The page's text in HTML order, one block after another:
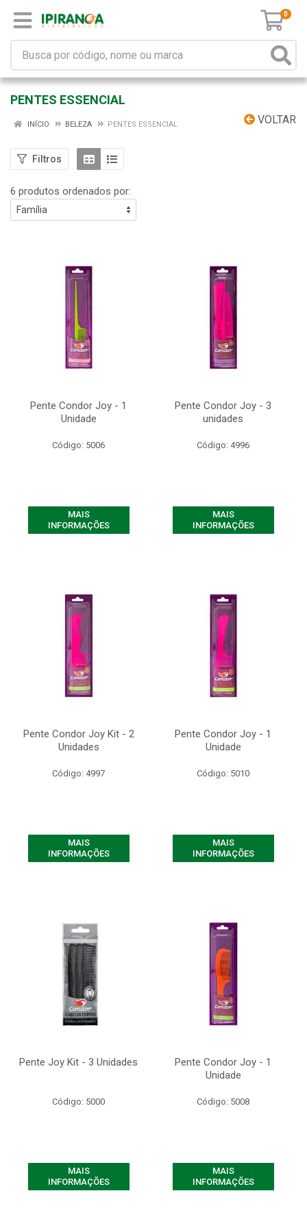
0
PENTES ESSENCIAL
VOLTAR
INÍCIO BELEZA PENTES ESSENCIAL
Filtros
6 produtos ordenados por:
Pente Condor Joy - 1
Unidade
Código: 5006
MAIS
INFORMAÇÕES
Pente Condor Joy - 3
unidades
Código: 4996
MAIS
INFORMAÇÕES
Pente Condor Joy Kit - 2
Unidades
Código: 4997
MAIS
INFORMAÇÕES
Pente Condor Joy - 1
Unidade
Código: 5010
MAIS
INFORMAÇÕES
Pente Joy Kit - 3 Unidades
Código: 5000
MAIS
INFORMAÇÕES
Pente Condor Joy - 1
Unidade
Código: 5008
MAIS
INFORMAÇÕES